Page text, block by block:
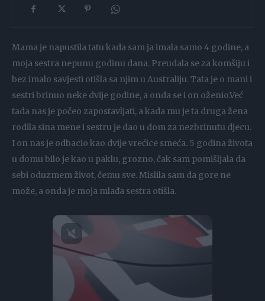
Mama je napustila tatu kada sam ja imala samo 4 godine, a
moja sestra nepunu godinu dana. Preudala se za komšiju i
bez imalo savjesti otišla sa njim u Australiju. Tata je o mani i
sestri brinuo neke dvije godine, a onda se i on oženio.Već
tada nas je počeo zapostavljati, a kada mu je ta druga žena
rodila sina mene i sestru je dao u dom za nezbrinutu djecu.
I on nas je odbacio kao dvije vrećice smeća. 5 godina života
u domu bilo je kao u paklu, grozno, čak sam pomišljala da
sebi oduzmem život, čemu sve. Mislila sam da gore ne
može, a onda je moja mlađa sestra otišla.